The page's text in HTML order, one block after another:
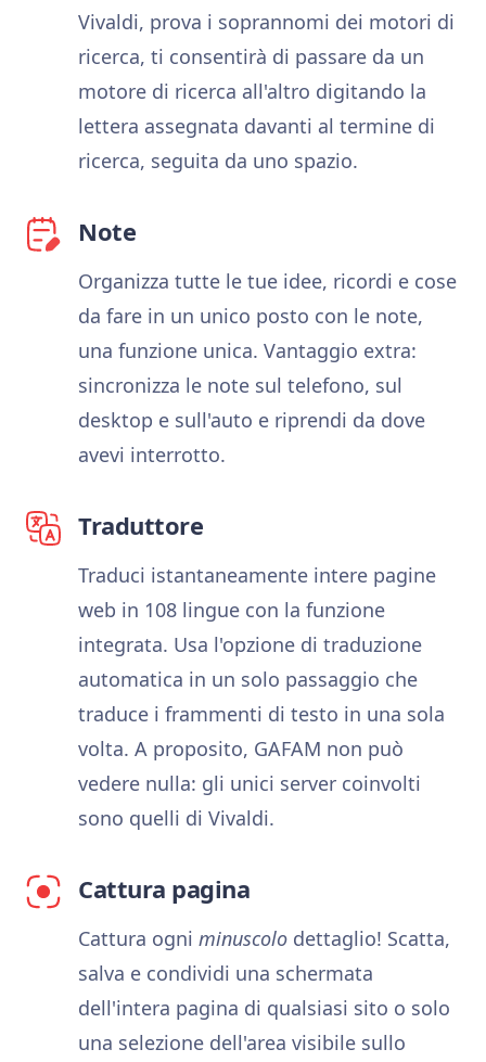
Vivaldi, prova i soprannomi dei motori di
ricerca, ti consentirà di passare da un
motore di ricerca all'altro digitando la
lettera assegnata davanti al termine di
ricerca, seguita da uno spazio.
Note
Organizza tutte le tue idee, ricordi e cose
da fare in un unico posto con le note,
una funzione unica. Vantaggio extra:
sincronizza le note sul telefono, sul
desktop e sull'auto e riprendi da dove
avevi interrotto.
Traduttore
Traduci istantaneamente intere pagine
web in 108 lingue con la funzione
integrata. Usa l'opzione di traduzione
automatica in un solo passaggio che
traduce i frammenti di testo in una sola
volta. A proposito, GAFAM non può
vedere nulla: gli unici server coinvolti
sono quelli di Vivaldi.
Cattura pagina
Cattura ogni minuscolo dettaglio! Scatta,
salva e condividi una schermata
dell'intera pagina di qualsiasi sito o solo
una selezione dell'area visibile sullo